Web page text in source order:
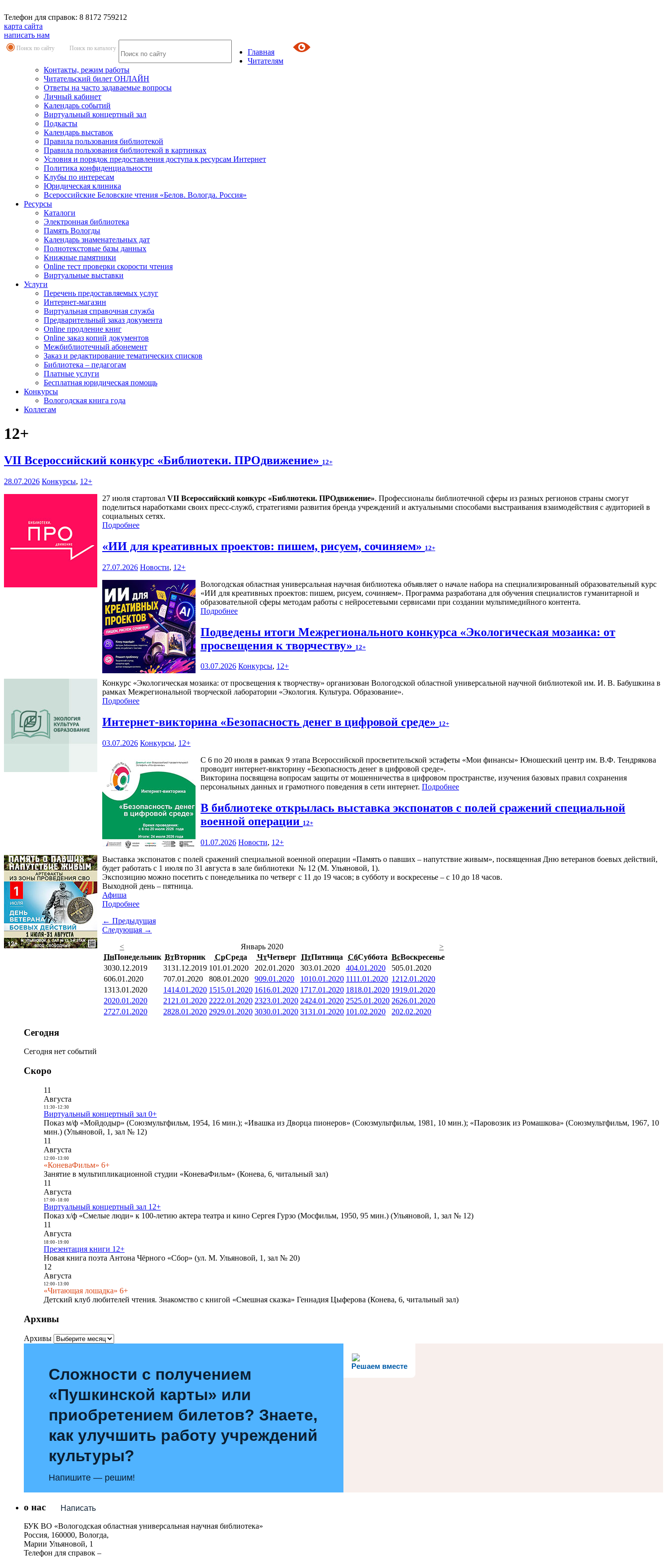
Телефон для справок: 8 8172 759212
карта сайта
написать нам
Поиск по сайту Поиск по каталогу
Главная
Читателям
Контакты, режим работы
Читательский билет ОНЛАЙН
Ответы на часто задаваемые вопросы
Личный кабинет
Календарь событий
Виртуальный концертный зал
Подкасты
Календарь выставок
Правила пользования библиотекой
Правила пользования библиотекой в картинках
Условия и порядок предоставления доступа к ресурсам Интернет
Политика конфиденциальности
Клубы по интересам
Юридическая клиника
Всероссийские Беловские чтения «Белов. Вологда. Россия»
Ресурсы
Каталоги
Электронная библиотека
Память Вологды
Календарь знаменательных дат
Полнотекстовые базы данных
Книжные памятники
Online тест проверки скорости чтения
Виртуальные выставки
Услуги
Перечень предоставляемых услуг
Интернет-магазин
Виртуальная справочная служба
Предварительный заказ документа
Online продление книг
Online заказ копий документов
Межбиблиотечный абонемент
Заказ и редактирование тематических списков
Библиотека – педагогам
Платные услуги
Бесплатная юридическая помощь
Конкурсы
Вологодская книга года
Коллегам
12+
VII Всероссийский конкурс «Библиотеки. ПРОдвижение» 12+
28.07.2026 Конкурсы, 12+
27 июля стартовал VII Всероссийский конкурс «Библиотеки. ПРОдвижение». Профессионалы библиотечной сферы из разных регионов страны смогут
поделиться наработками своих пресс-служб, стратегиями развития бренда учреждений и актуальными способами выстраивания взаимодействия с аудиторией в
социальных сетях.
Подробнее
«ИИ для креативных проектов: пишем, рисуем, сочиняем» 12+
27.07.2026 Новости, 12+
Вологодская областная универсальная научная библиотека объявляет о начале набора на специализированный образовательный курс
«ИИ для креативных проектов: пишем, рисуем, сочиняем». Программа разработана для обучения специалистов гуманитарной и
образовательной сферы методам работы с нейросетевыми сервисами при создании мультимедийного контента.
Подробнее
Подведены итоги Межрегионального конкурса «Экологическая мозаика: от
просвещения к творчеству» 12+
03.07.2026 Конкурсы, 12+
Конкурс «Экологическая мозаика: от просвещения к творчеству» организован Вологодской областной универсальной научной библиотекой им. И. В. Бабушкина в
рамках Межрегиональной творческой лаборатории «Экология. Культура. Образование».
Подробнее
Интернет-викторина «Безопасность денег в цифровой среде» 12+
03.07.2026 Конкурсы, 12+
С 6 по 20 июля в рамках 9 этапа Всероссийской просветительской эстафеты «Мои финансы» Юношеский центр им. В.Ф. Тендрякова
проводит интернет-викторину «Безопасность денег в цифровой среде».
Викторина посвящена вопросам защиты от мошенничества в цифровом пространстве, изучения базовых правил сохранения
персональных данных и грамотного поведения в сети интернет. Подробнее
В библиотеке открылась выставка экспонатов с полей сражений специальной
военной операции 12+
01.07.2026 Новости, 12+
Выставка экспонатов с полей сражений специальной военной операции «Память о павших – напутствие живым», посвященная Дню ветеранов боевых действий,
будет работать с 1 июля по 31 августа в зале библиотеки № 12 (М. Ульяновой, 1).
Экспозицию можно посетить с понедельника по четверг с 11 до 19 часов; в субботу и воскресенье – с 10 до 18 часов.
Выходной день – пятница.
Афиша
Подробнее
← Предыдущая
Следующая →
<
Январь 2020
>
ПнПонедельник ВтВторник СрСреда ЧтЧетверг ПтПятница СбСуббота ВсВоскресенье
3030.12.2019 3131.12.2019 101.01.2020 202.01.2020 303.01.2020 404.01.2020 505.01.2020
606.01.2020 707.01.2020 808.01.2020 909.01.2020 1010.01.2020 1111.01.2020 1212.01.2020
1313.01.2020 1414.01.2020 1515.01.2020 1616.01.2020 1717.01.2020 1818.01.2020 1919.01.2020
2020.01.2020 21 21.01.2020 2222.01.2020 2323.01.2020 2424.01.2020 2525.01.2020 2626.01.2020
2727.01.2020 2828.01.2020 2929.01.2020 3030.01.2020 3131.01.2020 101.02.2020 202.02.2020
Сегодня
Сегодня нет событий
Скоро
11
Августа
11:30- 12:30
Виртуальный концертный зал 0+
Показ м/ф «Мойдодыр» (Союзмультфильм, 1954, 16 мин.); «Ивашка из Дворца пионеров» (Союзмультфильм, 1981, 10 мин.); «Паровозик из Ромашкова» (Союзмультфильм, 1967, 10
мин.) (Ульяновой, 1, зал № 12)
11
Августа
12:00- 13:00
«КоневаФильм» 6+
Занятие в мультипликационной студии «КоневаФильм» (Конева, 6, читальный зал)
11
Августа
17:00- 18:00
Виртуальный концертный зал 12+
Показ х/ф «Смелые люди» к 100-летию актера театра и кино Сергея Гурзо (Мосфильм, 1950, 95 мин.) (Ульяновой, 1, зал № 12)
11
Августа
18:00- 19:00
Презентация книги 12+
Новая книга поэта Антона Чёрного «Сбор» (ул. М. Ульяновой, 1, зал № 20)
12
Августа
12:00- 13:00
«Читающая лошадка» 6+
Детский клуб любителей чтения. Знакомство с книгой «Смешная сказка» Геннадия Цыферова (Конева, 6, читальный зал)
Архивы
Архивы
Решаем вместе
Сложности с получением
«Пушкинской карты» или
приобретением билетов? Знаете,
как улучшить работу учреждений
культуры?
Напишите — решим!
Написать
о нас
БУК ВО «Вологодская областная универсальная научная библиотека»
Россия, 160000, Вологда,
Марии Ульяновой, 1
Телефон для справок –